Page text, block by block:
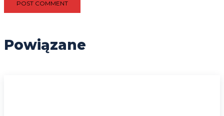
Powiązane